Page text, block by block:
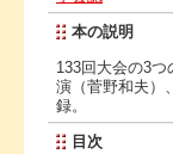
本の説明
133回大会の3
演（菅野和夫）
録。
目次